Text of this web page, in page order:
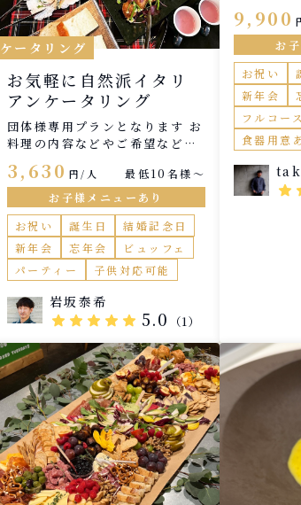
ケータリング
お気軽に自然派イタリ
アンケータリング
団体様専用プランとなります お
料理の内容などやご希望などで
いただきます 出会いと別れの季
節、さまざまなお祝い事などで
皆様で集まる機会も多くなるこ
とと思います 是非皆様の楽しい
ひと時にテーブルコーディネー
トを含めたイタリア料理、ケー
タリングで彩らせていただけた
らと思います
3,630 円/人
最低10名様〜
お子様メニューあり
お祝い
誕生日
結婚記念日
新年会
忘年会
ビュッフェ
パーティー
子供対応可能
岩坂泰希
star star star star star 5.0 （1）
地中海に
イルやハ
れらがも
きを、自
わせま
er” 今夏
夏 ハーブ
差しに照
りと、柑
土地の空
までシン
軽い煮込
の輪郭を
くなりす
ンスで構
コースの
せた「夏
ています
食材と感
明に頼ら
9,900
お
お祝い
新年会
フルコース
食器用意
star